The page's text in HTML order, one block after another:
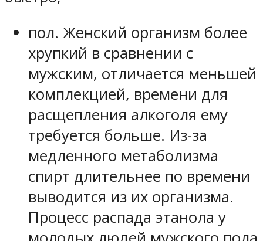
пол. Женский организм более
хрупкий в сравнении с
мужским, отличается меньшей
комплекцией, времени для
расщепления алкоголя ему
требуется больше. Из-за
медленного метаболизма
спирт длительнее по времени
выводится из их организма.
Процесс распада этанола у